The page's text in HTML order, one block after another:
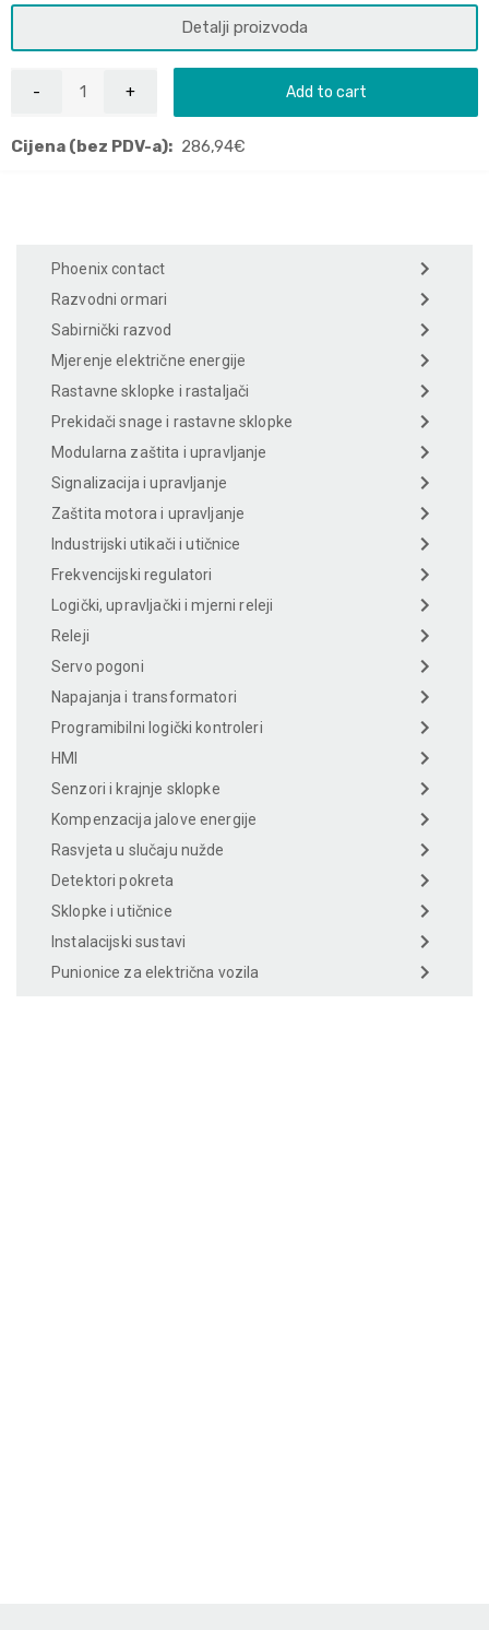
Detalji proizvoda
Add to cart
Cijena (bez PDV-a): 286,94€
Phoenix contact
Razvodni ormari
Sabirnički razvod
Mjerenje električne energije
Rastavne sklopke i rastaljači
Prekidači snage i rastavne sklopke
Modularna zaštita i upravljanje
Signalizacija i upravljanje
Zaštita motora i upravljanje
Industrijski utikači i utičnice
Frekvencijski regulatori
Logički, upravljački i mjerni releji
Releji
Servo pogoni
Napajanja i transformatori
Programibilni logički kontroleri
HMI
Senzori i krajnje sklopke
Kompenzacija jalove energije
Rasvjeta u slučaju nužde
Detektori pokreta
Sklopke i utičnice
Instalacijski sustavi
Punionice za električna vozila